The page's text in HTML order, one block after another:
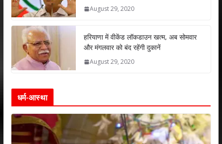
August 29, 2020
हरियाणा में वीकेंड लॉकडाउन खत्म, अब सोमवार
और मंगलवार को बंद रहेंगी दुकानें
August 29, 2020
धर्म-आस्था